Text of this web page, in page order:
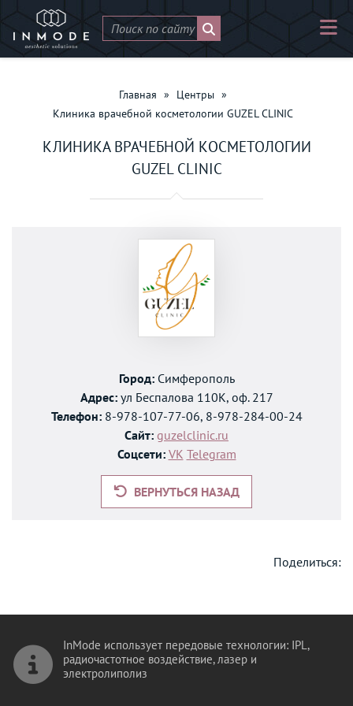
Главная » Центры »
Клиника врачебной косметологии GUZEL CLINIC
КЛИНИКА ВРАЧЕБНОЙ КОСМЕТОЛОГИИ
GUZEL CLINIC
Город:Симферополь
Адрес:ул Беспалова 110К, оф. 217
Телефон:8-978-107-77-06, 8-978-284-00-24
Сайт: guzelclinic.ru
Соцсети: VK Telegram
ВЕРНУТЬСЯ НАЗАД
Поделиться:
InMode использует передовые технологии: IPL,
радиочастотное воздействие, лазер и
электролиполиз